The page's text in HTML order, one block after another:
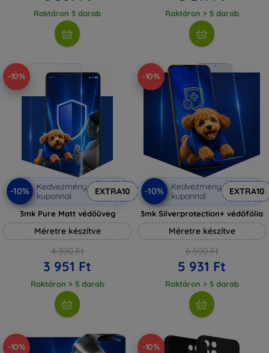
Raktáron 3 darab Raktáron > 5 darab
-10%
-10%
Kedvezmény
kuponnal
EXTRA10
3mk Pure Matt védőüveg
Méretre készítve
4 390 Ft
3 951 Ft
Raktáron > 5 darab
-10%
-10%
Kedvezmény
kuponnal
EXTRA10
3mk Silverprotection+ védőfólia
Méretre készítve
6 590 Ft
5 931 Ft
Raktáron > 5 darab
-10% -10%